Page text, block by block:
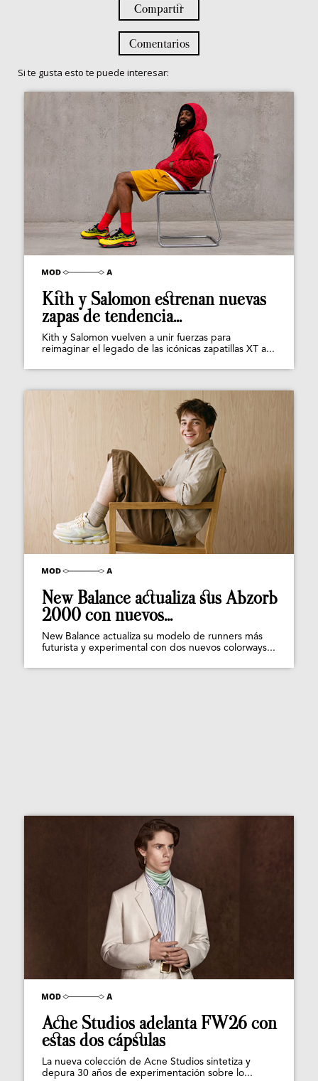
Compartir
Comentarios
Si te gusta esto te puede interesar:
Kith y Salomon estrenan nuevas
zapas de tendencia...
Kith y Salomon vuelven a unir fuerzas para
reimaginar el legado de las icónicas zapatillas XT a...
New Balance actualiza sus Abzorb
2000 con nuevos...
New Balance actualiza su modelo de runners más
futurista y experimental con dos nuevos colorways...
Acne Studios adelanta FW26 con
estas dos cápsulas
La nueva colección de Acne Studios sintetiza y
depura 30 años de experimentación sobre lo...